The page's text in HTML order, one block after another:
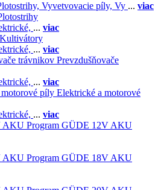
Vyvetvovacie píly, Vy ... viac
... viac
Kultivátory
... viac
Prevzdušňovače
... viac
Elektrické a motorové
... viac
GÜDE 12V AKU
GÜDE 18V AKU